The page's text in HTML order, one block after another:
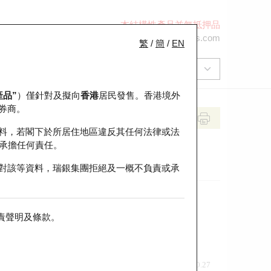
本結構性產品並無抵押品
ol-hkwarrants@ubs.com
繁 / 簡 / EN
品”）僅針對及擬向香港居民發售。香港境外
商。
，若閣下於所居住地區違反其任何法律或法
擔任何責任。
該等資料，瑞銀集團拒絕及一概不負責或承
聲明及條款。
0.27